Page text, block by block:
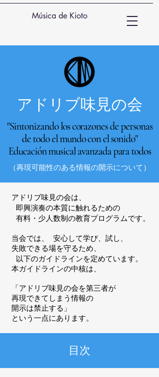
Música de Kioto
アドリブ味見の会
"Sintonizando los corazones de personas
de todo el mundo con el sonido"
Educación musical avanzada para todos
（再現可能性のある情報の開示について）
アドリブ味見の会は、
即興演奏の本質に触れるための
有料・少人数制の教育プログラムです。
当会では、 安心して学び、試し、
失敗できる場を守るため、
以下のガイドラインを定めています。
本ガイドラインの中核は、
「アドリブ味見の会を第三者が
再現できてしまう情報の
開示は禁止する」
という一点にあります。
目次